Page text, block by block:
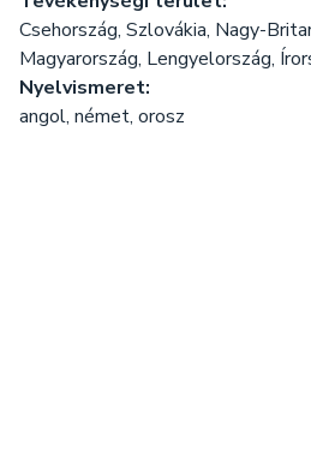
Csehország, Szlovákia, Nagy-
Magyarország, Lengyelország,
Nyelvismeret:
angol, német, orosz